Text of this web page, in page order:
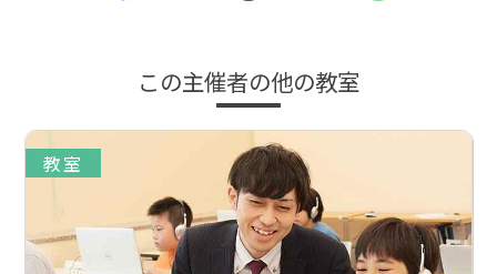
この主催者の他の教室
教室